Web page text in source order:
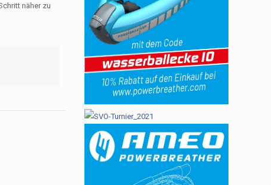
näher zu